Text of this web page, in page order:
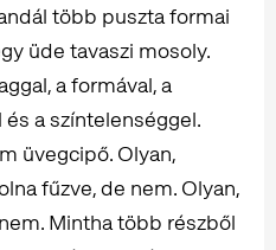
több puszta formai
üde tavaszi mosoly.
a formával, a
a színtelenséggel.
üvegcipő. Olyan,
fűzve, de nem. Olyan,
Mintha több részből